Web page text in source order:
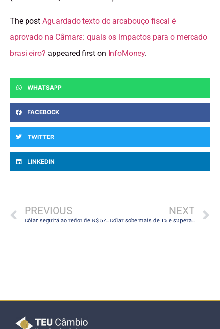
The post Aguardado texto do arcabouço fiscal é
aprovado na Câmara: quais os impactos para o mercado
brasileiro? appeared first on InfoMoney.
WHATSAPP
FACEBOOK
TWITTER
LINKEDIN
PREVIOUS
Dólar seguirá ao redor de R$ 5? O que esperar após moeda americana quase “estacionar” neste patamar
NEXT
Dólar sobe mais de 1% e supera os R$ 5, com atenções voltadas para impasse sobre teto da dívida nos EUA